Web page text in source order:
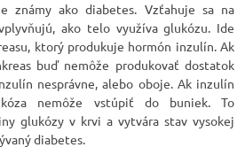
známy ako diabetes. Vzťahuje sa na
ako telo využíva glukózu. Ide
ktorý produkuje hormón inzulín. Ak
buď nemôže produkovať dostatok
nesprávne, alebo oboje. Ak inzulín
nemôže vstúpiť do buniek. To
glukózy v krvi a vytvára stav vysokej
diabetes.